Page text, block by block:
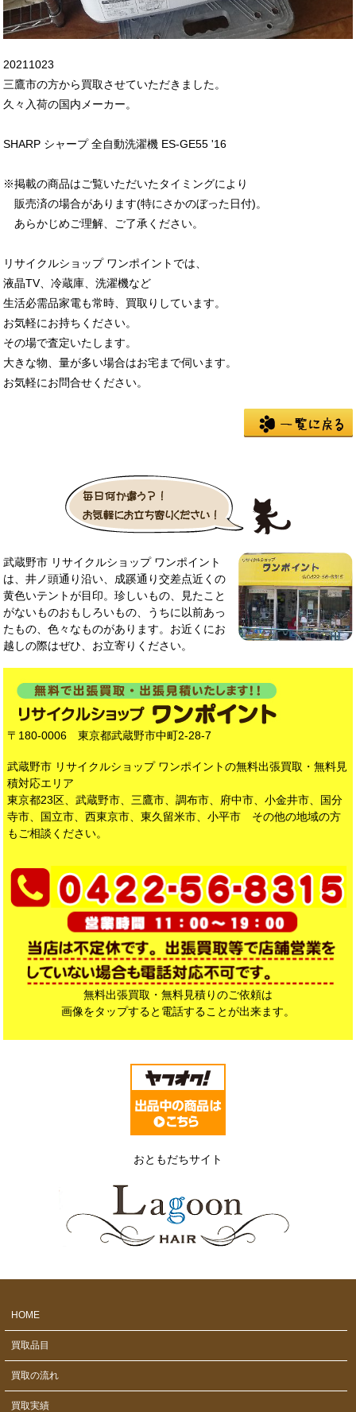
20211023
三鷹市の方から買取させていただきました。
久々入荷の国内メーカー。
SHARP シャープ 全自動洗濯機 ES-GE55 '16
※掲載の商品はご覧いただいたタイミングにより
販売済の場合があります(特にさかのぼった日付)。
あらかじめご理解、ご了承ください。
リサイクルショップ ワンポイントでは、
液晶TV、冷蔵庫、洗濯機など
生活必需品家電も常時、買取りしています。
お気軽にお持ちください。
その場で査定いたします。
大きな物、量が多い場合はお宅まで伺います。
お気軽にお問合せください。
武蔵野市 リサイクルショップ ワンポイント
は、井ノ頭通り沿い、成蹊通り交差点近くの
黄色いテントが目印。珍しいもの、見たこと
がないものおもしろいもの、うちに以前あっ
たもの、色々なものがあります。お近くにお
越しの際はぜひ、お立寄りください。
〒180-0006 東京都武蔵野市中町2-28-7
武蔵野市 リサイクルショップ ワンポイントの無料出張買取・無料見
積対応エリア
東京都23区、武蔵野市、三鷹市、調布市、府中市、小金井市、国分
寺市、国立市、西東京市、東久留米市、小平市 その他の地域の方
もご相談ください。
無料出張買取・無料見積りのご依頼は
画像をタップすると電話することが出来ます。
おともだちサイト
HOME
買取品目
買取の流れ
買取実績